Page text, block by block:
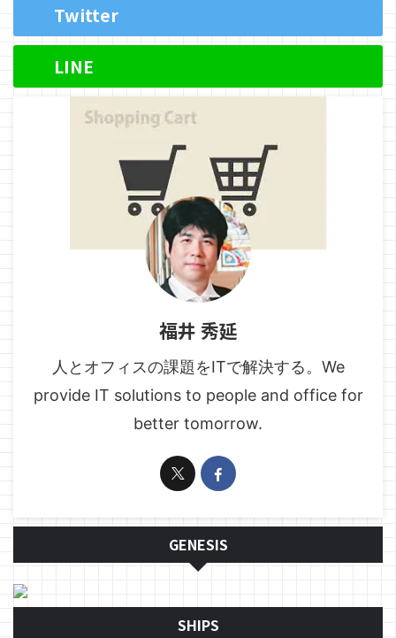
Twitter
LINE
福井 秀延
人とオフィスの課題をITで解決する。We
provide IT solutions to people and office for
better tomorrow.
GENESIS
SHIPS